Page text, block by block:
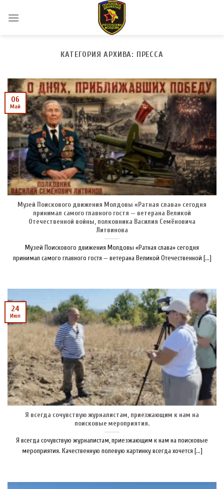
КАТЕГОРИЯ АРХИВА: ПРЕССА
Музей Поискового движения Молдовы «Ратная слава» сегодня
принимал самого главного гостя — ветерана Великой
Отечественной войны, полковника Василия Семёновича
Литвинова
Музей Поискового движения Молдовы «Ратная слава» сегодня
принимал самого главного гостя — ветерана Великой Отечественной [...]
06
Май
Я всегда сочувствую журналистам, приезжающим к нам на
поисковые мероприятия.
Я всегда сочувствую журналистам, приезжающим к нам на поисковые
мероприятия. Качественную полевую картинку всегда хочется [...]
24
Июл